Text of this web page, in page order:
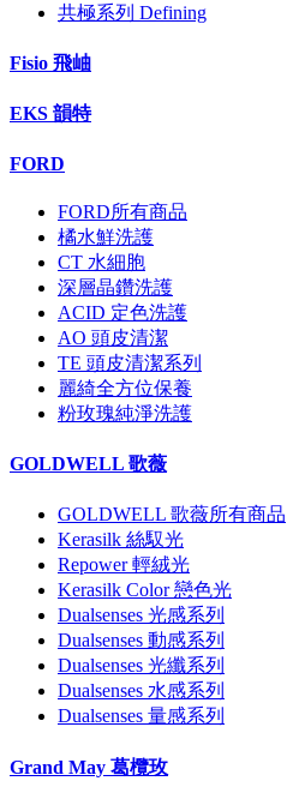
共極系列 Defining
Fisio 飛岫
EKS 韻特
FORD
FORD所有商品
橘水鮮洗護
CT 水細胞
深層晶鑽洗護
ACID 定色洗護
AO 頭皮清潔
TE 頭皮清潔系列
麗綺全方位保養
粉玫瑰純淨洗護
GOLDWELL 歌薇
GOLDWELL 歌薇所有商品
Kerasilk 絲馭光
Repower 輕絨光
Kerasilk Color 戀色光
Dualsenses 光感系列
Dualsenses 動感系列
Dualsenses 光纖系列
Dualsenses 水感系列
Dualsenses 量感系列
Grand May 葛欖玫